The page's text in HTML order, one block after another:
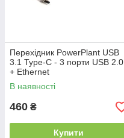
Перехідник PowerPlant USB
3.1 Type-C - 3 порти USB 2.0
+ Ethernet
В наявності
460 ₴
Купити